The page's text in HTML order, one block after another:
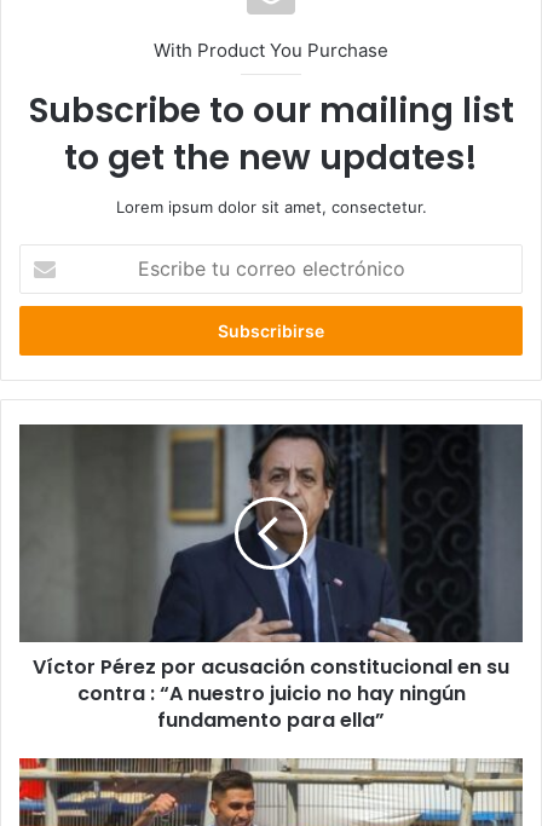
With Product You Purchase
Subscribe to our mailing list
to get the new updates!
Lorem ipsum dolor sit amet, consectetur.
correo
:
“A
hay
ningún
fundamento
Víctor Pérez por acusación constitucional en su
contra : “A nuestro juicio no hay ningún
fundamento para ella”
Universidad
Católica
goleó